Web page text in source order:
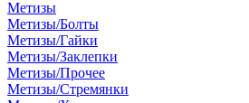
Метизы
Метизы/Болты
Метизы/Гайки
Метизы/Заклепки
Метизы/Прочее
Метизы/Стремянки